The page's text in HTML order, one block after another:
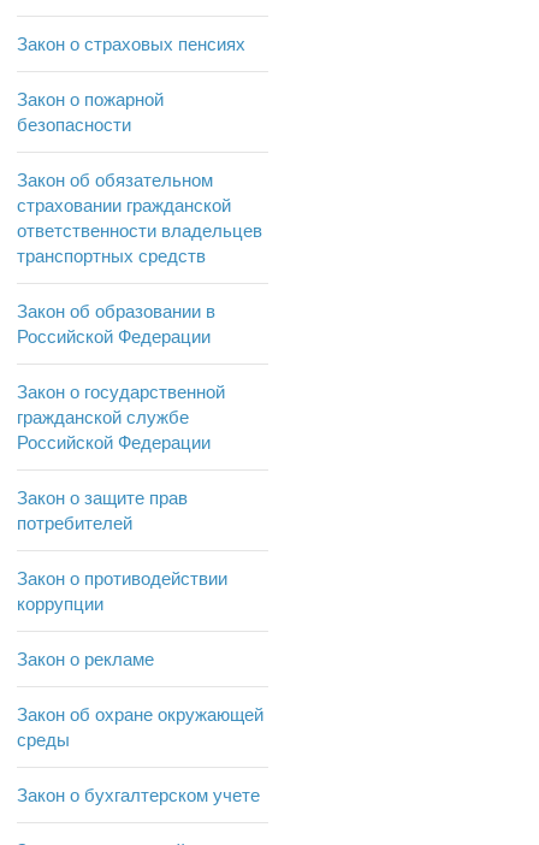
Закон о страховых пенсиях
Закон о пожарной
безопасности
Закон об обязательном
страховании гражданской
ответственности владельцев
транспортных средств
Закон об образовании в
Российской Федерации
Закон о государственной
гражданской службе
Российской Федерации
Закон о защите прав
потребителей
Закон о противодействии
коррупции
Закон о рекламе
Закон об охране окружающей
среды
Закон о бухгалтерском учете